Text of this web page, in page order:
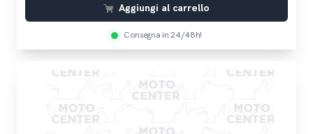
Aggiungi al carrello
Consegna in 24/48h!